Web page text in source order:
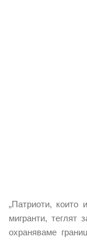
„Патриоти, които
мигранти,
охраняваме